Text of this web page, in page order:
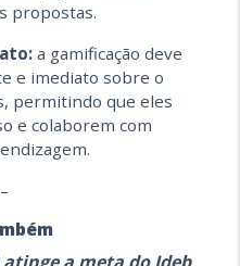
propostas.
a gamificação deve
e imediato sobre o
permitindo que eles
e colaborem com